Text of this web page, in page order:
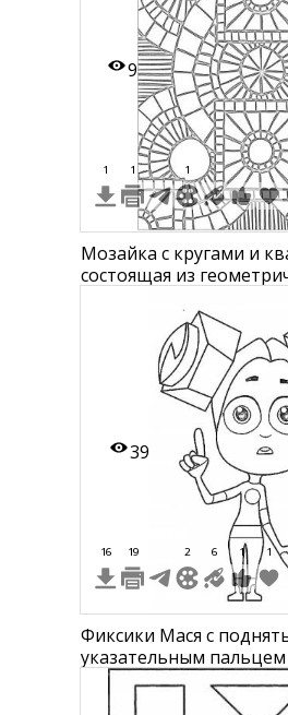
9
1 1 1
Мозайка с кругами и
состоящая из
39
16 19 2 6 1 1
Фиксики Мася с
указательным
распущенными
квадратов